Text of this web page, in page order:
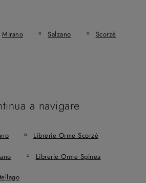
Mirano Salzano Scorzè
a navigare
Librerie Orme Scorzè
Librerie Orme Spinea